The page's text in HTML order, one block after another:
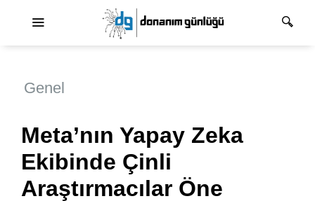
Genel
Meta’nın Yapay Zeka
Ekibinde Çinli
Araştırmacılar Öne